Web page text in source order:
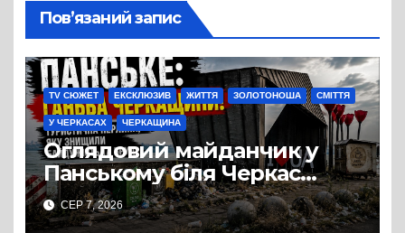
Пов’язаний запис
TV СЮЖЕТ ЕКСКЛЮЗИВ ЖИТТЯ ЗОЛОТОНОША СМІТТЯ
У ЧЕРКАСАХ ЧЕРКАЩИНА
Оглядовий майданчик у
Панському біля Черкас
перетворився на занедбане
сміттєзвалище
СЕР 7, 2026